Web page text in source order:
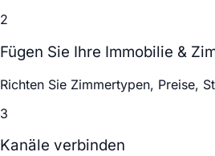
2
Fügen Sie Ihre Immobilie &
Richten Sie Zimmertypen, Preise,
3
Kanäle verbinden